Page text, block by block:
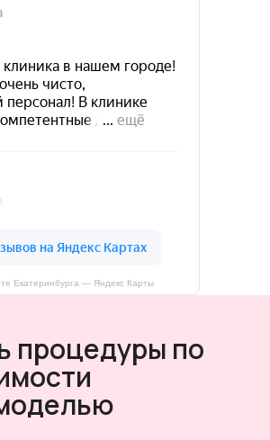
Екатеринбурга — Яндекс Карты
процедуры по